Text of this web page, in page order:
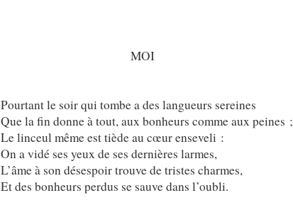
MOI
Pourtant le soir qui tombe a des langueurs sereines
Que la fin donne à tout, aux bonheurs comme aux peines ;
Le linceul même est tiède au cœur enseveli :
On a vidé ses yeux de ses dernières larmes,
L’âme à son désespoir trouve de tristes charmes,
Et des bonheurs perdus se sauve dans l’oubli.